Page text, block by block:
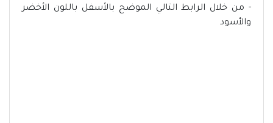
- من خلال الرابط التالي الموضح بالأسفل باللون الأخضر
والأسود